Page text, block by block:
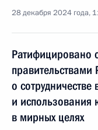
28 декабря 2024 года,
Ратифицировано
правительствами
о сотрудничестве
и использования
в мирных целях